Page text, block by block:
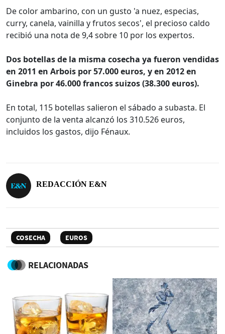
De color ambarino, con un gusto 'a nuez, especias,
curry, canela, vainilla y frutos secos', el precioso caldo
recibió una nota de 9,4 sobre 10 por los expertos.
Dos botellas de la misma cosecha ya fueron vendidas
en 2011 en Arbois por 57.000 euros, y en 2012 en
Ginebra por 46.000 francos suizos (38.300 euros).
En total, 115 botellas salieron el sábado a subasta. El
conjunto de la venta alcanzó los 310.526 euros,
incluidos los gastos, dijo Fénaux.
REDACCIÓN E&N
COSECHA EUROS
RELACIONADAS